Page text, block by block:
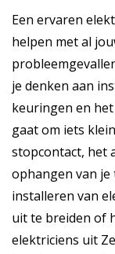
Een ervaren
helpen met al
je denken aan
keuringen en
gaat om iets
stopcontact, het
ophangen van
installeren van
uit te breiden of
elektriciens uit